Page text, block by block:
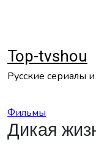
Top-tvshou
Русские сериалы
Фильмы
Дикая